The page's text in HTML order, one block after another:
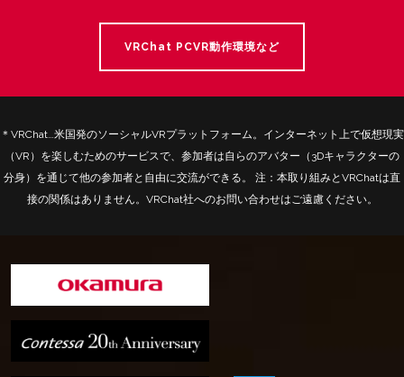
VRChat PCVR動作環境など
＊VRChat…米国発のソーシャルVRプラットフォーム。インターネット上で仮想現実
（VR）を楽しむためのサービスで、参加者は自らのアバター（3Dキャラクターの
分身）を通じて他の参加者と自由に交流ができる。
注：本取り組みとVRChatは直
接の関係はありません。VRChat社へのお問い合わせはご遠慮ください。